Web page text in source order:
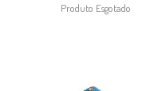
Produto Esgotado